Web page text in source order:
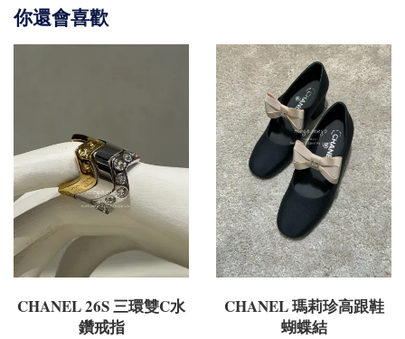
你還會喜歡
CHANEL 26S 三環雙C水
鑽戒指
CHANEL 瑪莉珍高跟鞋
蝴蝶結